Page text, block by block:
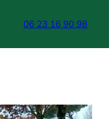
06 23 16 90 98